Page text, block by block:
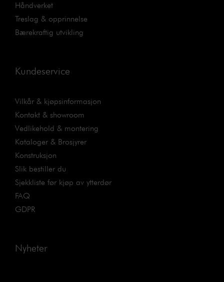
Håndverket
Treslag & opprinnelse
Bærekraftig utvikling
Kundeservice
Vilkår & kjøpsinformasjon
Kontakt & showroom
Vedlikehold & montering
Kataloger & Brosjyrer
Konstruksjon
Slik bestiller du
Sjekkliste før kjøp av ytterdør
FAQ
GDPR
Nyheter